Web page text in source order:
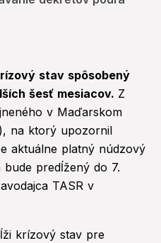
stav spôsobený
šesť mesiacov. Z
v Maďarskom
na ktorý upozornil
aktuálne platný núdzový
predĺžený do 7.
TASR v
krízový stav pre